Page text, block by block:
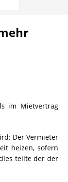
im Mietvertrag
Der Vermieter
heizen, sofern
teilte der der